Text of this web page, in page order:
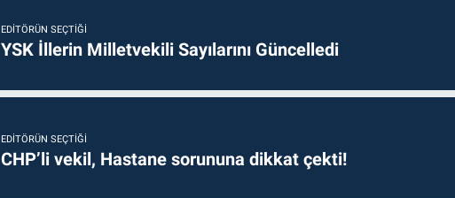
EDITÖRÜN SEÇTIĞI
YSK İllerin Milletvekili Sayılarını Güncelledi
EDITÖRÜN SEÇTIĞI
CHP’li vekil, Hastane sorununa dikkat çekti!